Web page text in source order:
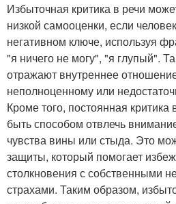
Избыточная критика в речи
низкой самооценки, если
негативном ключе, используя
"я ничего не могу", "я глупый".
отражают внутреннее
неполноценному или
Кроме того, постоянная критика
быть способом отвлечь
чувства вины или стыда. Это
защиты, который помогает
столкновения с собственными
страхами. Таким образом,